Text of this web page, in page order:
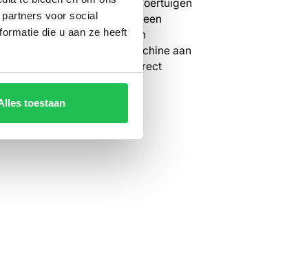
voor social
die u aan ze heeft
toestaan
als Wolfswinkel, waar voertuigen
locaties worden ingezet, is een
belangrijk. Of je nu een
weg ziet of een veegmachine aan
de herkenbaarheid is direct